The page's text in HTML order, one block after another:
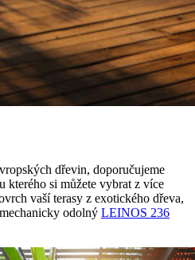
dřevin, doporučujeme
kterého si můžete vybrat z více
vaší terasy z exotického dřeva,
odolný LEINOS 236